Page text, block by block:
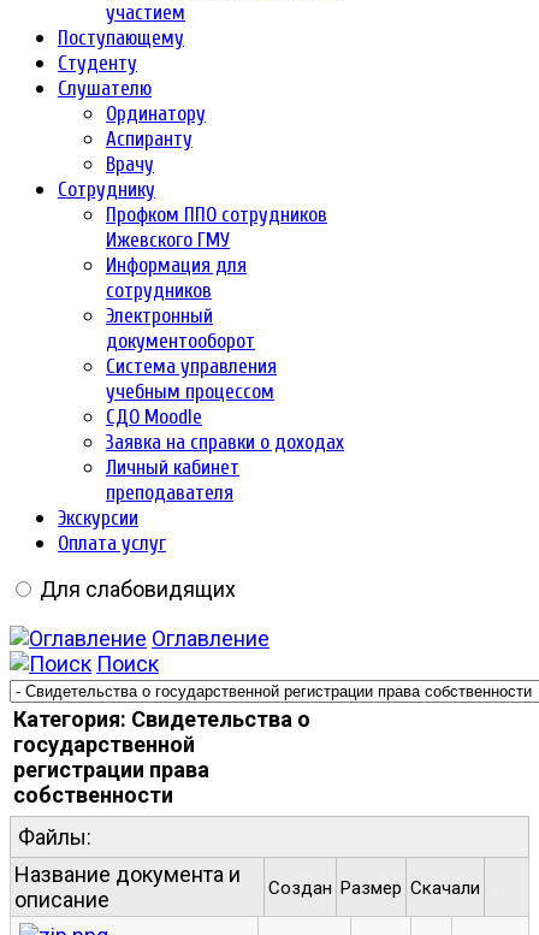
участием
Поступающему
Студенту
Слушателю
Ординатору
Аспиранту
Врачу
Сотруднику
Профком ППО сотрудников
Ижевского ГМУ
Информация для
сотрудников
Электронный
документооборот
Система управления
учебным процессом
СДО Moodle
Заявка на справки о доходах
Личный кабинет
преподавателя
Экскурсии
Оплата услуг
Для слабовидящих
Оглавление
Поиск
Категория: Свидетельства о
государственной
регистрации права
собственности
Файлы:
Название документа и
описание
Создан Размер Скачали